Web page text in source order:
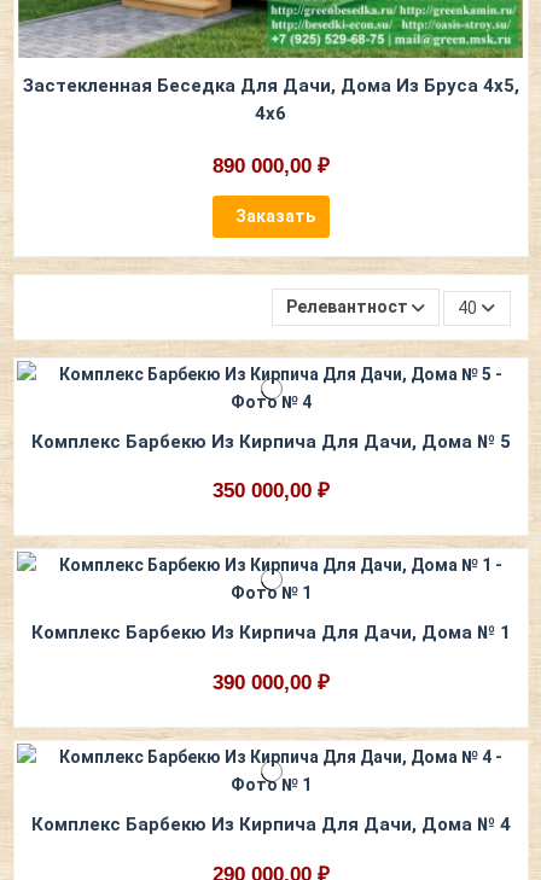
Застекленная Беседка Для Дачи, Дома Из Бруса 4х5,
4х6
890 000,00 ₽
Заказать
Релевантность 40
Комплекс Барбекю Из Кирпича Для Дачи, Дома № 5
350 000,00 ₽
Комплекс Барбекю Из Кирпича Для Дачи, Дома № 1
390 000,00 ₽
Комплекс Барбекю Из Кирпича Для Дачи, Дома № 4
290 000,00 ₽